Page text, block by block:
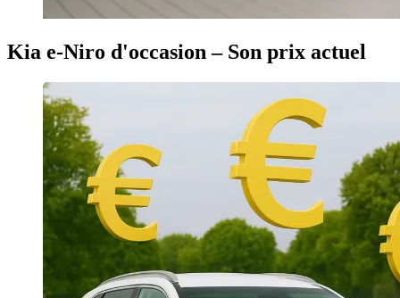
Kia e-Niro d'occasion – Son prix actuel